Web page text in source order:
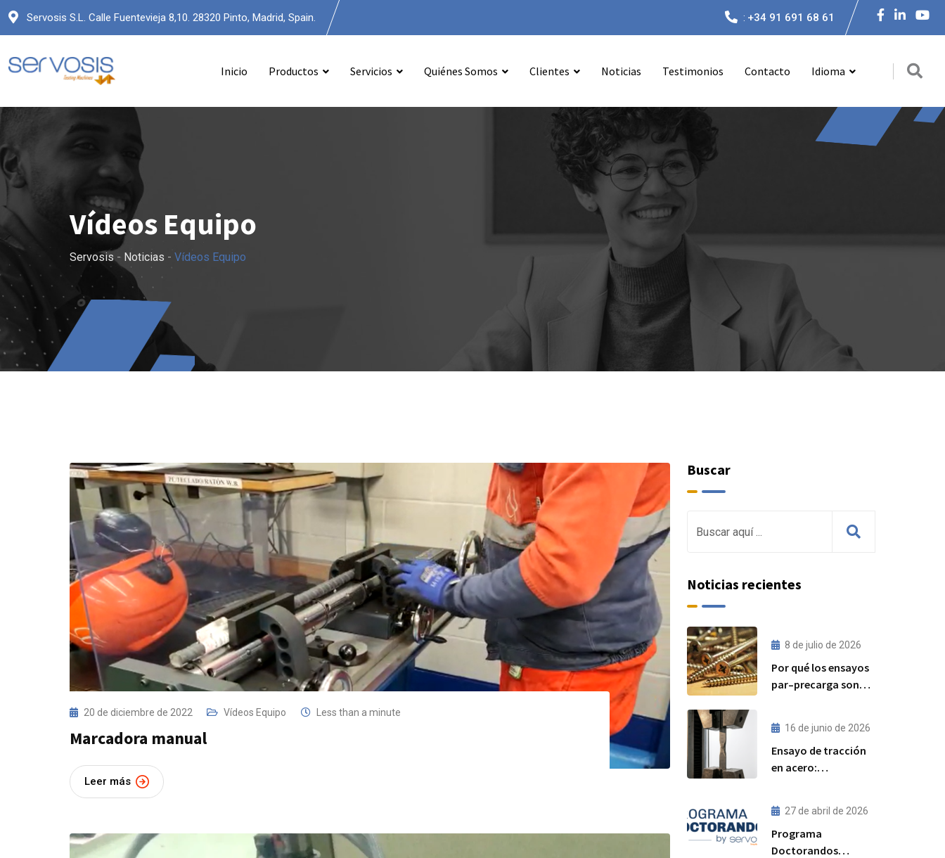
Servosis S.L. Calle Fuentevieja 8,10. 28320 Pinto, Madrid, Spain. : +34 91 691 68 61
Inicio Productos Servicios Quiénes Somos Clientes Noticias Testimonios Contacto Idioma
Vídeos Equipo
Servosis- Noticias - Vídeos Equipo
20 de diciembre de 2022 Vídeos Equipo Less than a minute
Marcadora manual
Leer más
Buscar
Noticias recientes
8 de julio de 2026
Por qué los ensayos
par–precarga son
rendimiento de las
uniones atornilladas
estructurales
16 de junio de 2026
Ensayo de tracción
en acero:
resultados
esperados
27 de abril de 2026
Programa
Doctorandos